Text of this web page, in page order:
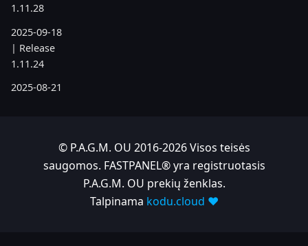
1.11.28
2025-09-18
| Release
1.11.24
2025-08-21
2025-07-17© P.A.G.M. OU 2016-2026 Visos teisės
saugomos. FASTPANEL® yra registruotasis
P.A.G.M. OU prekių ženklas.
Talpinama kodu.cloud ❤️